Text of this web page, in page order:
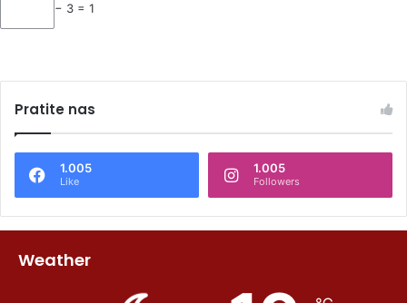
− 3 = 1
Pratite nas
1.005
Like
1.005
Followers
Weather